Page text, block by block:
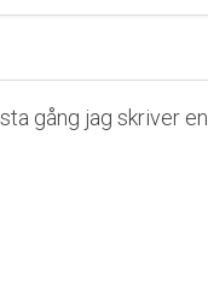
gång jag skriver en